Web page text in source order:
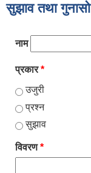
सुझाव तथा गुनासो
नाम
प्रकार*
उजुरी
प्रश्न
सुझाव
विवरण*